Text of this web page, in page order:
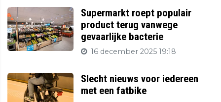
Supermarkt roept populair
product terug vanwege
gevaarlijke bacterie
16 december 2025 19:18
Slecht nieuws voor iedereen
met een fatbike